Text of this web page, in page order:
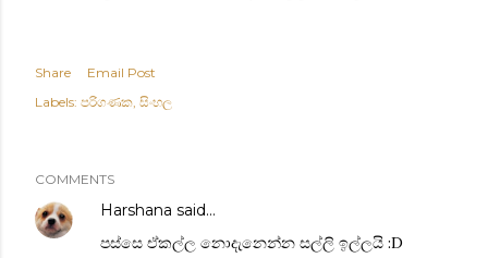
Share
Email Post
Labels: පරිගණක සිංහල
COMMENTS
Harshana said…
පස්සෙ ඒකල්ල නොදැනෙන්න සල්ලි ඉල්ලයි :D